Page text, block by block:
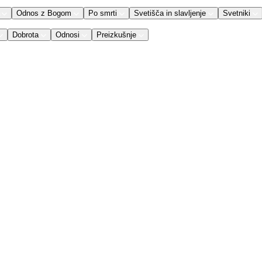
Odnos z Bogom Po smrti Svetišča in slavljenje Svetniki
Dobrota Odnosi Preizkušnje